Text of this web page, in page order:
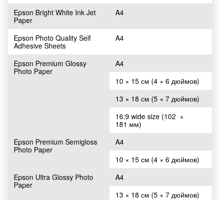
Epson Bright White Ink Jet
Paper
A4
Epson Photo Quality Self
Adhesive Sheets
A4
Epson Premium Glossy
Photo Paper
A4
10 × 15 см (4 × 6 дюймов)
13 × 18 см (5 × 7 дюймов)
16:9 wide size (102 ×
181 мм)
Epson Premium Semigloss
Photo Paper
A4
10 × 15 см (4 × 6 дюймов)
Epson Ultra Glossy Photo
Paper
A4
13 × 18 см (5 × 7 дюймов)